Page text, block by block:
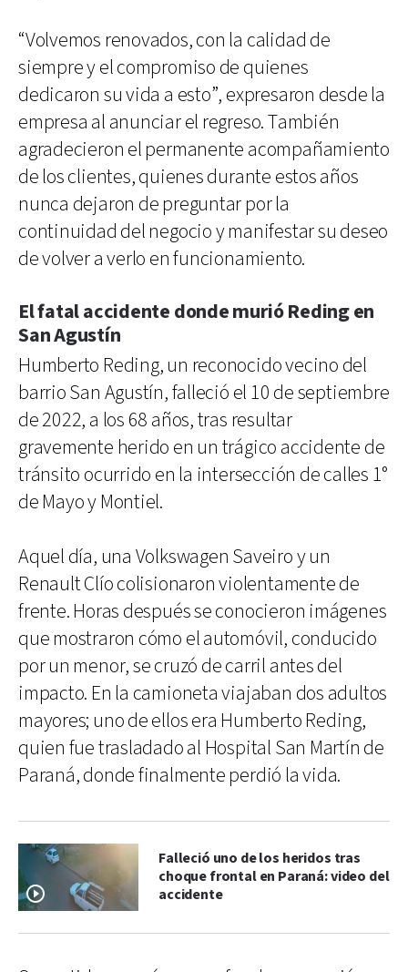
“Volvemos renovados, con la calidad de
siempre y el compromiso de quienes
dedicaron su vida a esto”, expresaron desde la
empresa al anunciar el regreso. También
agradecieron el permanente acompañamiento
de los clientes, quienes durante estos años
nunca dejaron de preguntar por la
continuidad del negocio y manifestar su deseo
de volver a verlo en funcionamiento.
El fatal accidente donde murió Reding en
San Agustín
Humberto Reding, un reconocido vecino del
barrio San Agustín, falleció el 10 de septiembre
de 2022, a los 68 años, tras resultar
gravemente herido en un trágico accidente de
tránsito ocurrido en la intersección de calles 1°
de Mayo y Montiel.
Aquel día, una Volkswagen Saveiro y un
Renault Clío colisionaron violentamente de
frente. Horas después se conocieron imágenes
que mostraron cómo el automóvil, conducido
por un menor, se cruzó de carril antes del
impacto. En la camioneta viajaban dos adultos
mayores; uno de ellos era Humberto Reding,
quien fue trasladado al Hospital San Martín de
Paraná, donde finalmente perdió la vida.
Falleció uno de los heridos tras
choque frontal en Paraná: video del
accidente